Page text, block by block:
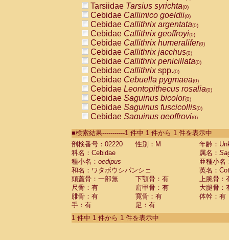
Tarsiidae Tarsius syrichta(0)
Cebidae Callimico goeldii(0)
Cebidae Callithrix argentata(0)
Cebidae Callithrix geoffroyi(0)
Cebidae Callithrix humeralifer(0)
Cebidae Callithrix jacchus(0)
Cebidae Callithrix penicillata(0)
Cebidae Callithrixspp.(0)
Cebidae Cebuella pygmaea(0)
Cebidae Leontopithecus rosalia(0)
Cebidae Saguinus bicolor(0)
Cebidae Saguinus fuscicollis(0)
Cebidae Saguinus geoffroyi(0)
CebidaeSaguinus labiatus(0)
Cebidae Saguinus leucopus (0)
Cebidae
Cebidae
CebidaeSaguinus nigricollis (0)
Cebidae Saguinus oedipus
Cebidae Saguinus weddelli
Cebidae Saguinusspp.
Cebidae Aotus trivirgatus
Cebidae Cebus albifrons
■検索結果-----------1 件中 1 件から 1 件を表示中
剖検番号：02220
性別：M
年齢：
科名：Cebidae
属名：
種小名： oedipus
亜種小名
和名：ワタボウシパンシェ
英名：
頭蓋骨：一部無
下顎骨：有
上腕骨：
尺骨：有
肩甲骨：有
大腿骨：
腓骨：有
寛骨：有
体幹：有
手：有
足：有
1 件中 1 件から 1 件を表示中